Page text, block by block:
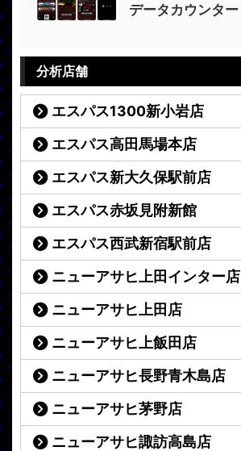
データカウンター
分析店舗
エスパス1300新小岩店
エスパス高田馬場本店
エスパス新大久保駅前店
エスパス赤坂見附新館
エスパス西武新宿駅前店
ニューアサヒ上田インター店
ニューアサヒ上田店
ニューアサヒ上飯田店
ニューアサヒ長野青木島店
ニューアサヒ茅野店
ニューアサヒ諏訪高島店